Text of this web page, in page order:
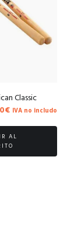
Classic
€ IVA no includo
AL